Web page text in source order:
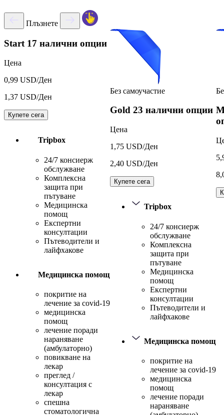
Плъзнете
Start 17 налични опции
Цена
0,99 USD/Ден
1,37 USD/Ден
Купете сега
Tripbox
24/7 консиерж
обслужване
Комплексна
защита при
пътуване
Медицинска
помощ
Експертни
консултации
Пътеводители и
лайфхакове
Медицинска помощ
покритие на
лечение за covid-19
медицинска
помощ
лечение поради
нараняване
(амбулаторно)
повикване на
лекар
преглед /
консултация с
лекар
спешна
стоматологична
Без самоучастие
Gold 23 налични опции
Цена
1,75 USD/Ден
2,40 USD/Ден
Купете сега
Tripbox
24/7 консиерж
обслужване
Комплексна
защита при
пътуване
Медицинска
помощ
Експертни
консултации
Пътеводители и
лайфхакове
Медицинска помощ
покритие на
лечение за covid-19
медицинска
помощ
лечение поради
нараняване